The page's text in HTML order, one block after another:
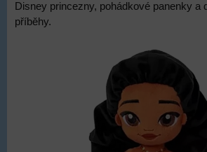
Disney princezny, pohádkové panenky a
příběhy.